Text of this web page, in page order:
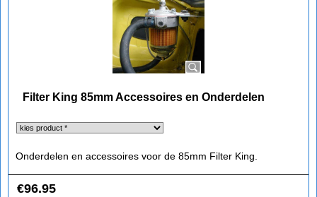
Filter King 85mm Accessoires en Onderdelen
Onderdelen en accessoires voor de 85mm Filter King.
€96.95